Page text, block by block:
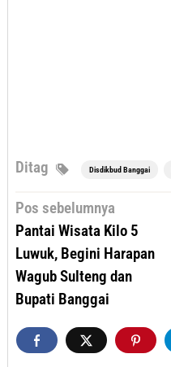
Ditag Disdikbud Banggai
Navigasi
Pos sebelumnya
Pantai Wisata Kilo 5
Luwuk, Begini Harapan
Wagub Sulteng dan
Bupati Banggai